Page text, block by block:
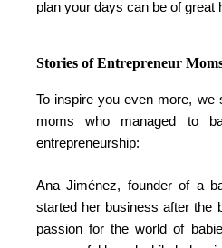
plan your days can be of great
Stories of Entrepreneur
To inspire you even more, we
moms who managed to
entrepreneurship:
Ana Jiménez, founder of a
started her business after the
passion for the world of